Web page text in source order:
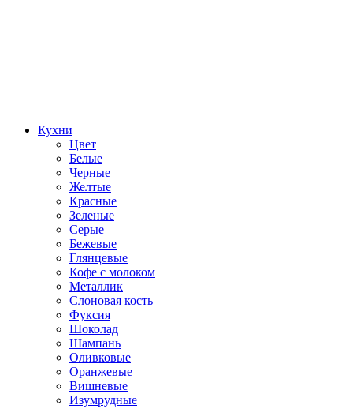
Кухни
Цвет
Белые
Черные
Желтые
Красные
Зеленые
Серые
Бежевые
Глянцевые
Кофе с молоком
Металлик
Слоновая кость
Фуксия
Шоколад
Шампань
Оливковые
Оранжевые
Вишневые
Изумрудные